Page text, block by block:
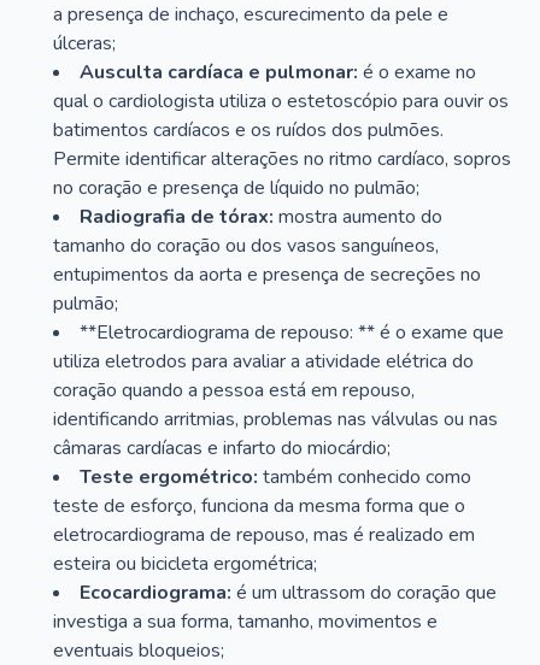
a presença de inchaço, escurecimento da pele e
úlceras;
Ausculta cardíaca e pulmonar: é o exame no
qual o cardiologista utiliza o estetoscópio para ouvir os
batimentos cardíacos e os ruídos dos pulmões.
Permite identificar alterações no ritmo cardíaco, sopros
no coração e presença de líquido no pulmão;
Radiografia de tórax: mostra aumento do
tamanho do coração ou dos vasos sanguíneos,
entupimentos da aorta e presença de secreções no
pulmão;
**Eletrocardiograma de repouso: ** é o exame que
utiliza eletrodos para avaliar a atividade elétrica do
coração quando a pessoa está em repouso,
identificando arritmias, problemas nas válvulas ou nas
câmaras cardíacas e infarto do miocárdio;
Teste ergométrico: também conhecido como
teste de esforço, funciona da mesma forma que o
eletrocardiograma de repouso, mas é realizado em
esteira ou bicicleta ergométrica;
Ecocardiograma: é um ultrassom do coração que
investiga a sua forma, tamanho, movimentos e
eventuais bloqueios;